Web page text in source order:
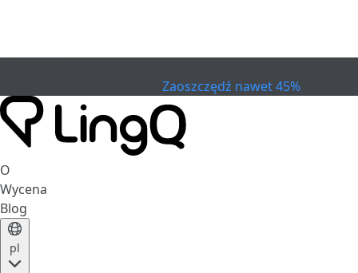
Zaoszczędź nawet 45%
O
Wycena
Blog
pl